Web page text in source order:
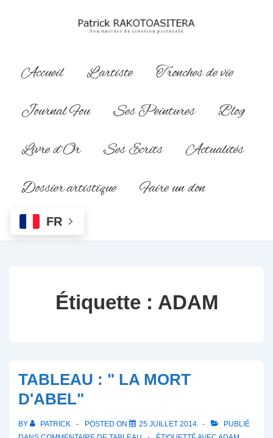
principal
Navigation
Accueil L’artiste
Tronches de vie
Journal Fou
Ses Peintures
Blog
Livre d’Or
Ses Ecrits
Actualités
Dossier artistique
Faire un don
FR
Étiquette : ADAM
TABLEAU : " LA MORT
D'ABEL"
BY PATRICK POSTED ON 25 JUILLET 2014
PUBLIÉ